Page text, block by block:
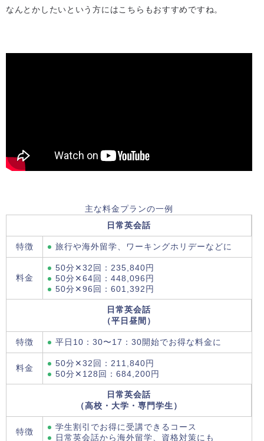
なんとかしたいという方にはこちらもおすすめですね。
主な料金プランの一例
日常英会話
特徴 旅行や海外留学、ワーキングホリデーなどに
料金
50分✕32回：235,840円
50分✕64回：448,096円
50分✕96回：601,392円
日常英会話
（平日昼間）
特徴 平日10：30〜17：30開始でお得な料金に
料金
50分✕32回：211,840円
50分✕128回：684,200円
日常英会話
（高校・大学・専門学生）
特徴
学生割引でお得に受講できるコース
日常英会話から海外留学、資格対策にも